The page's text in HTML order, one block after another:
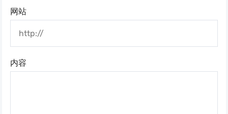
网站
内容